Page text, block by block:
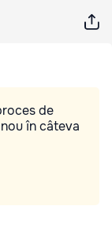
de
în câteva